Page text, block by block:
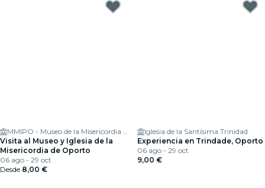
MMIPO - Museo de la Misericordia de Oporto
Visita al Museo y Iglesia de la
Misericordia de Oporto
06 ago - 29 oct
Desde 8,00 €
Iglesia de la Santísima Trinidad
Experiencia en Trindade, Oporto
06 ago - 29 oct
9,00 €